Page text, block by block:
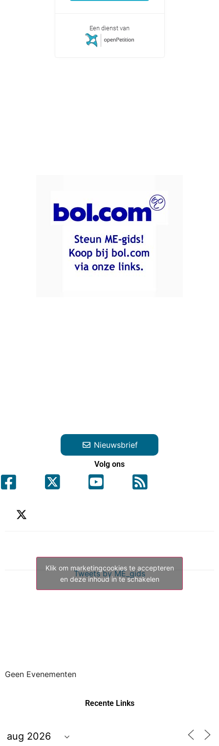
Een dienst van
Nieuwsbrief
Volg ons
Tweets by ME_gids
Klik om marketingcookies te accepteren
en deze inhoud in te schakelen
Geen Evenementen
Recente Links